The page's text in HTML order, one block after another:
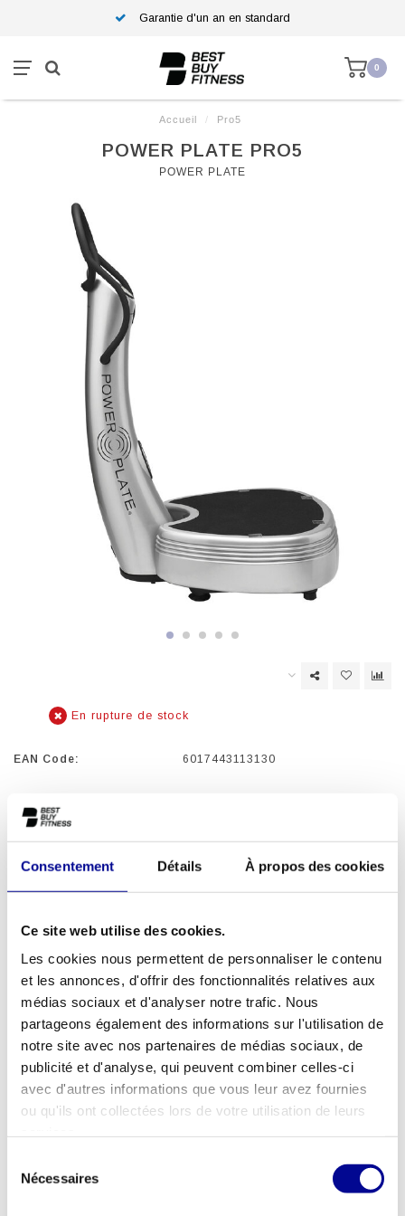
Consentement Détails À propos des cookies
Ce site web utilise des cookies.
Les cookies nous permettent de personnaliser le contenu
et les annonces, d'offrir des fonctionnalités relatives aux
médias sociaux et d'analyser notre trafic. Nous
partageons également des informations sur l'utilisation de
notre site avec nos partenaires de médias sociaux, de
publicité et d'analyse, qui peuvent combiner celles-ci
avec d'autres informations que vous leur avez fournies
ou qu'ils ont collectées lors de votre utilisation de leurs
Nécessaires
Garantie d'un an en standard
0
Accueil / Pro5
POWER PLATE PRO5
POWER PLATE
En rupture de stock
EAN Code: 6017443113130
La Power Plate PRO5 offre le meilleur entraînement à
l'accélération.
La Power Plate-PRO5 dispose d'une grande variété d'options de
donne à ce modèle le plus de possibilités et le plus de confort
AJOUTER AU DEVIS
MATÉRIEL DE FITNESS
GARANTIE D'UN AN EN
D'EXPÉRIENCE
MEILLEUR ÉQUIPEMENT